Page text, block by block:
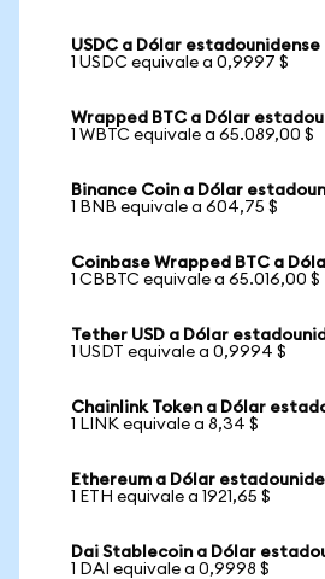
USDC a Dólar estadounidense
1 USDC equivale a 0,9997 $
Wrapped BTC a Dólar
1 WBTC equivale a 65.089,00 $
Binance Coin a Dólar
1 BNB equivale a 604,75 $
Coinbase Wrapped BTC a
1 CBBTC equivale a 65.016,00 $
Tether USD a Dólar
1 USDT equivale a 0,9994 $
Chainlink Token a Dólar
1 LINK equivale a 8,34 $
Ethereum a Dólar
1 ETH equivale a 1921,65 $
Dai Stablecoin a Dólar
1 DAI equivale a 0,9998 $